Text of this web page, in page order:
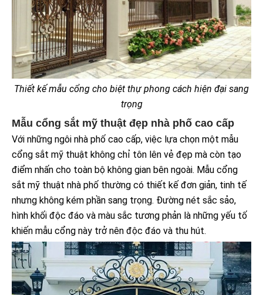
Thiết kế mẫu cổng cho biệt thự phong cách hiện đại sang
trọng
Mẫu cổng sắt mỹ thuật đẹp nhà phố cao cấp
Với những ngôi nhà phố cao cấp, việc lựa chọn một mẫu
cổng sắt mỹ thuật không chỉ tôn lên vẻ đẹp mà còn tạo
điểm nhấn cho toàn bộ không gian bên ngoài. Mẫu cổng
sắt mỹ thuật nhà phố thường có thiết kế đơn giản, tinh tế
nhưng không kém phần sang trọng. Đường nét sắc sảo,
hình khối độc đáo và màu sắc tương phản là những yếu tố
khiến mẫu cổng này trở nên độc đáo và thu hút.